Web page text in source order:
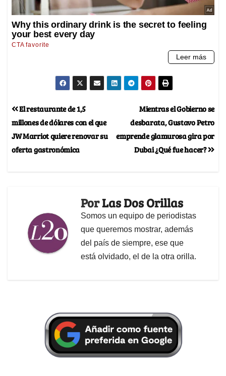
Mientras el Gobierno se
desbarata, Gustavo Petro
emprende glamurosa gira por
Dubai ¿Qué fue hacer?
El restaurante de 1,5
millones de dólares con el que
JW Marriot quiere renovar su
oferta gastronómica
PorLas Dos Orillas
Somos un equipo de periodistas
que queremos mostrar, además
del país de siempre, ese que
está olvidado, el de la otra orilla.